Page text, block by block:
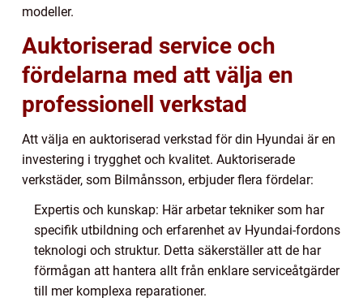
modeller.
Auktoriserad service och
fördelarna med att välja en
professionell verkstad
Att välja en auktoriserad verkstad för din Hyundai är en
investering i trygghet och kvalitet. Auktoriserade
verkstäder, som Bilmånsson, erbjuder flera fördelar:
Expertis och kunskap: Här arbetar tekniker som har
specifik utbildning och erfarenhet av Hyundai-fordons
teknologi och struktur. Detta säkerställer att de har
förmågan att hantera allt från enklare serviceåtgärder
till mer komplexa reparationer.